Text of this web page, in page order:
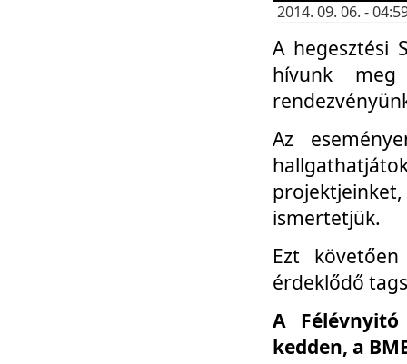
2014. 09. 06. -
A hegesztési
hívunk
Az
ismertetjük.
Ezt
érdeklődő
A
kedden, a